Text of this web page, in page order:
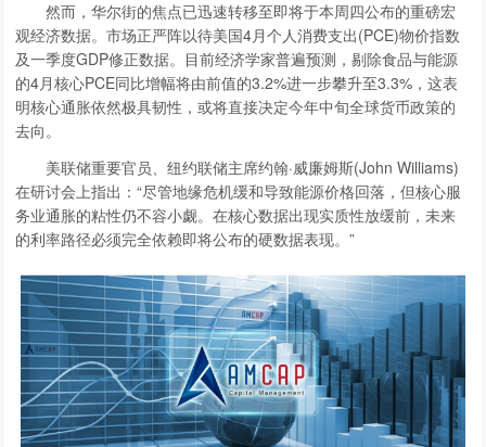
然而，华尔街的焦点已迅速转移至即将于本周四公布的重磅宏
观经济数据。市场正严阵以待美国4月个人消费支出(PCE)物价指数
及一季度GDP修正数据。目前经济学家普遍预测，剔除食品与能源
的4月核心PCE同比增幅将由前值的3.2%进一步攀升至3.3%，这表
明核心通胀依然极具韧性，或将直接决定今年中旬全球货币政策的
去向。
美联储重要官员、纽约联储主席约翰·威廉姆斯(John Williams)
在研讨会上指出：“尽管地缘危机缓和导致能源价格回落，但核心服
务业通胀的粘性仍不容小觑。在核心数据出现实质性放缓前，未来
的利率路径必须完全依赖即将公布的硬数据表现。”